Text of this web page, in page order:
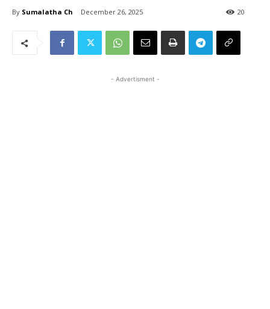
By Sumalatha Ch December 26, 2025 20
- Advertisment -